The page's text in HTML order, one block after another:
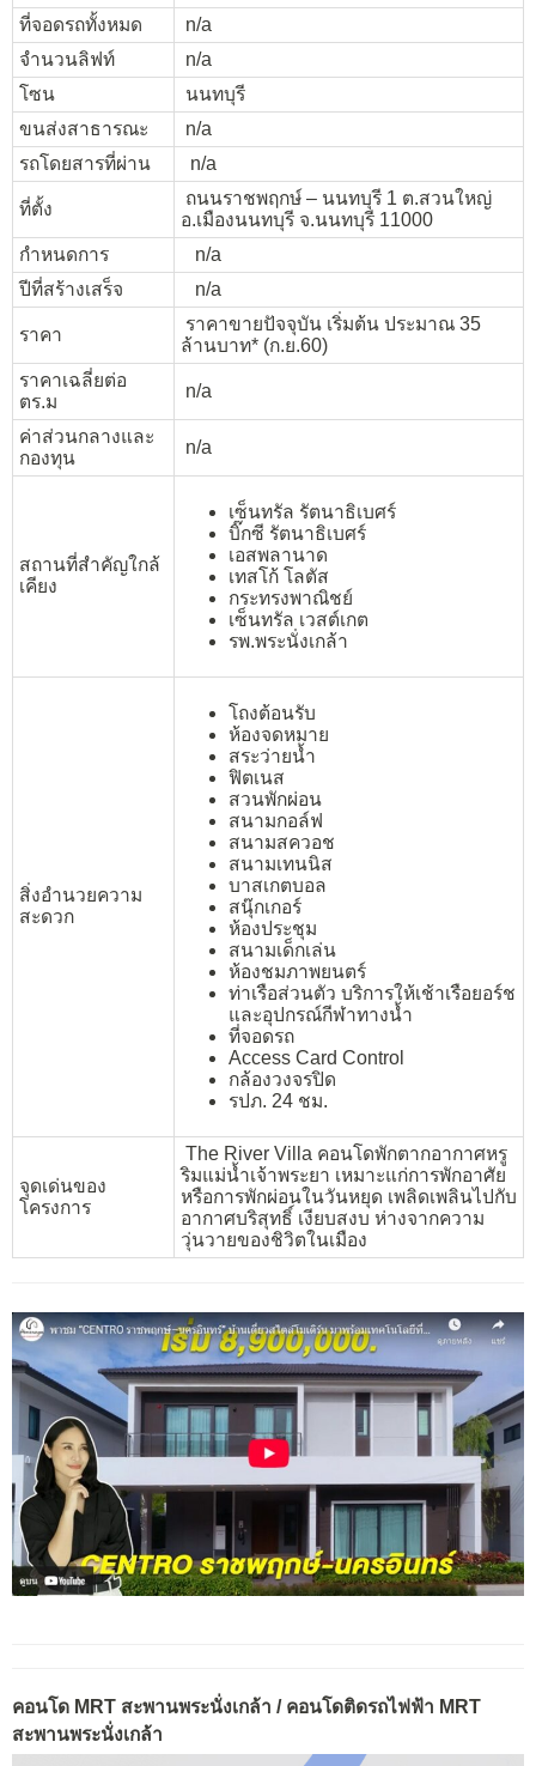
ที่จอดรถทั้งหมด
n/a
จำนวนลิฟท์
n/a
โซน
นนทบุรี
ขนส่งสาธารณะ
n/a
รถโดยสารที่ผ่าน
n/a
ที่ตั้ง
ถนนราชพฤกษ์ – นนทบุรี 1 ต.สวนใหญ่
อ.เมืองนนทบุรี จ.นนทบุรี 11000
กำหนดการ
n/a
ปีที่สร้างเสร็จ
n/a
ราคา
ราคาขายปัจจุบัน เริ่มต้น ประมาณ 35
ล้านบาท* (ก.ย.60)
ราคาเฉลี่ยต่อ
ตร.ม
n/a
ค่าส่วนกลางและ
กองทุน
n/a
สถานที่สำคัญใกล้
เคียง
เซ็นทรัล รัตนาธิเบศร์
บิ๊กซี รัตนาธิเบศร์
เอสพลานาด
เทสโก้ โลตัส
กระทรงพาณิชย์
เซ็นทรัล เวสต์เกต
รพ.พระนั่งเกล้า
สิ่งอำนวยความ
สะดวก
โถงต้อนรับ
ห้องจดหมาย
สระว่ายน้ำ
ฟิตเนส
สวนพักผ่อน
สนามกอล์ฟ
สนามสควอช
สนามเทนนิส
บาสเกตบอล
สนุ๊กเกอร์
ห้องประชุม
สนามเด็กเล่น
ห้องชมภาพยนตร์
ท่าเรือส่วนตัว บริการให้เช้าเรือยอร์ช
และอุปกรณ์กีฬาทางน้ำ
ที่จอดรถ
Access Card Control
กล้องวงจรปิด
รปภ. 24 ชม.
จุดเด่นของ
โครงการ
The River Villa คอนโดพักตากอากาศหรู
ริมแม่น้ำเจ้าพระยา เหมาะแก่การพักอาศัย
หรือการพักผ่อนในวันหยุด เพลิดเพลินไปกับ
อากาศบริสุทธิ์ เงียบสงบ ห่างจากความ
วุ่นวายของชิวิตในเมือง
คอนโด MRT สะพานพระนั่งเกล้า / คอนโดติดรถไฟฟ้า MRT
สะพานพระนั่งเกล้า